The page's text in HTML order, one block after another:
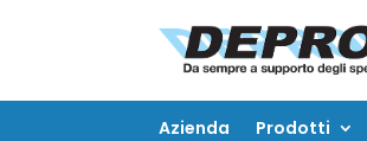
Azienda Prodotti
Azienda Prodotti